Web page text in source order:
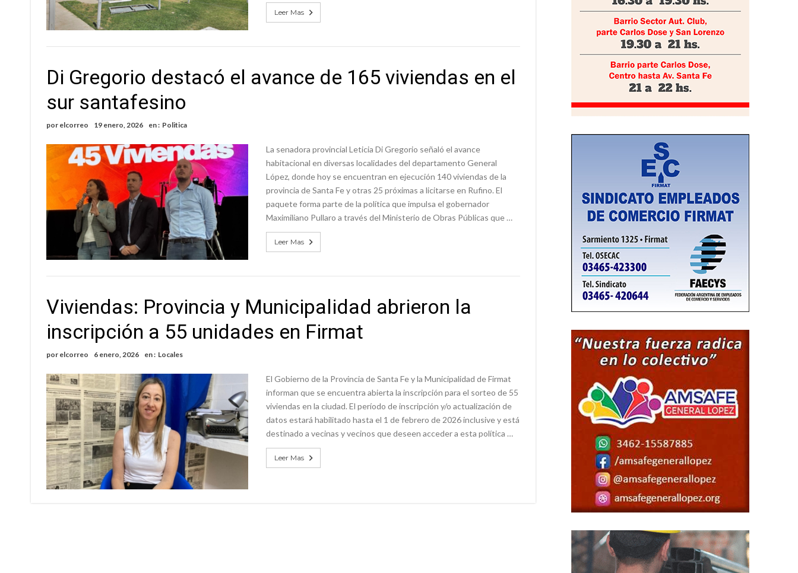
Leer Mas
Di Gregorio destacó el avance de 165 viviendas en el
sur santafesino
por elcorreo 19 enero, 2026 en : Politica
La senadora provincial Leticia Di Gregorio señaló el avance
habitacional en diversas localidades del departamento General
López, donde hoy se encuentran en ejecución 140 viviendas de la
provincia de Santa Fe y otras 25 próximas a licitarse en Rufino. El
paquete forma parte de la política que impulsa el gobernador
Maximiliano Pullaro a través del Ministerio de Obras Públicas que …
Leer Mas
Viviendas: Provincia y Municipalidad abrieron la
inscripción a 55 unidades en Firmat
por elcorreo 6 enero, 2026 en : Locales
El Gobierno de la Provincia de Santa Fe y la Municipalidad de Firmat
informan que se encuentra abierta la inscripción para el sorteo de 55
viviendas en la ciudad. El período de inscripción y/o actualización de
datos estará habilitado hasta el 1 de febrero de 2026 inclusive y está
destinado a vecinas y vecinos que deseen acceder a esta política …
Leer Mas